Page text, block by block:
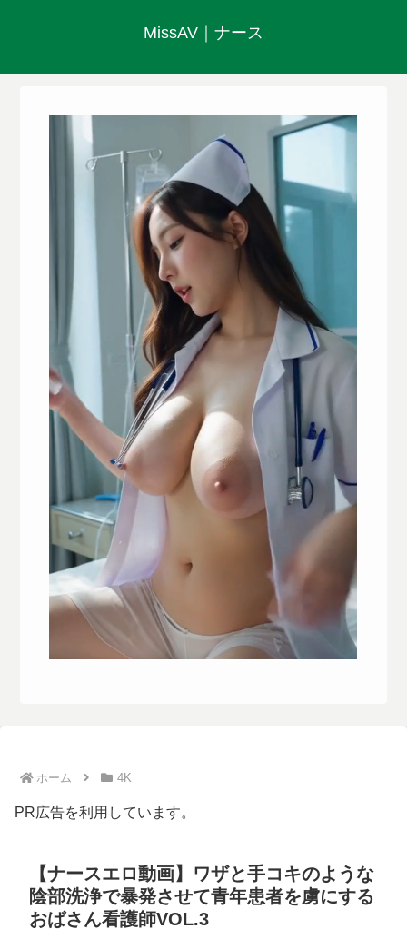
MissAV｜ナース
ホーム 4K
PR広告を利用しています。
【ナースエロ動画】ワザと手コキのような
陰部洗浄で暴発させて青年患者を虜にする
おばさん看護師VOL.3